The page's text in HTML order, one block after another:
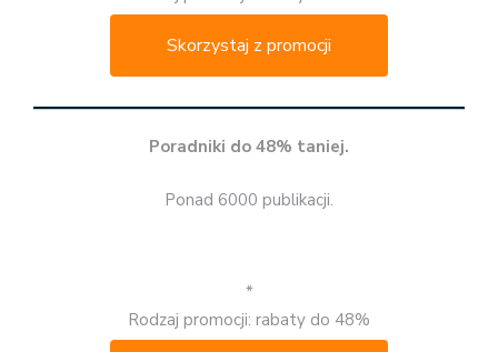
Skorzystaj z promocji
Poradniki do 48% taniej.
Ponad 6000 publikacji.
*
Rodzaj promocji: rabaty do 48%